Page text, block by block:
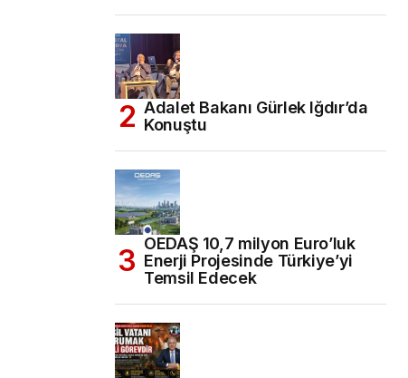
Adalet Bakanı Gürlek Iğdır’da
Konuştu
OEDAŞ 10,7 milyon Euro’luk
Enerji Projesinde Türkiye’yi
Temsil Edecek